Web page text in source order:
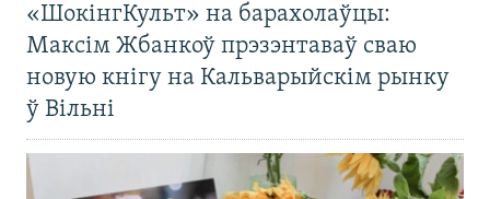
«ШокінгКульт» на барахолаўцы:
Максім Жбанкоў прэзэнтаваў сваю
новую кнігу на Кальварыйскім рынку
ў Вільні